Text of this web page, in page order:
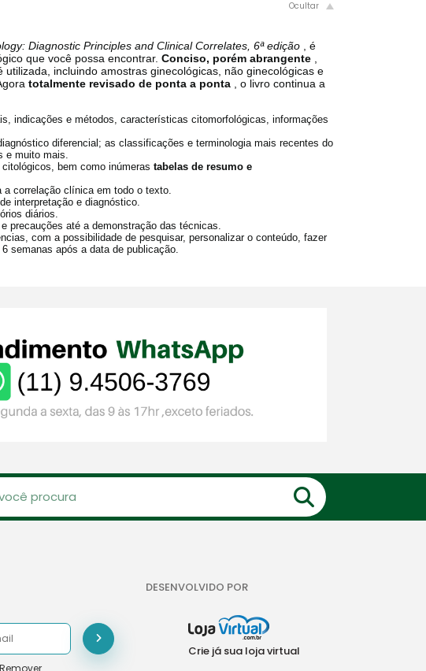
Diagnostic Principles and Clinical Correlates, 6ª edição , é
que você possa encontrar. Conciso, porém abrangente ,
incluindo amostras ginecológicas, não ginecológicas e
totalmente revisado de ponta a ponta , o livro continua a
indicações e métodos, características citomorfológicas, informações
diferencial; as classificações e terminologia mais recentes do
e muito mais.
bem como inúmeras tabelas de resumo e
correlação clínica em todo o texto.
interpretação e diagnóstico.
diários.
precauções até a demonstração das técnicas.
com a possibilidade de pesquisar, personalizar o conteúdo, fazer
semanas após a data de publicação.
DESENVOLVIDO POR
Crie já sua loja virtual